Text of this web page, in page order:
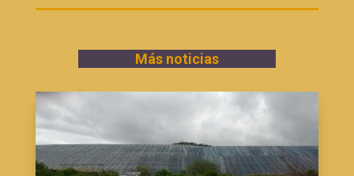
Más noticias